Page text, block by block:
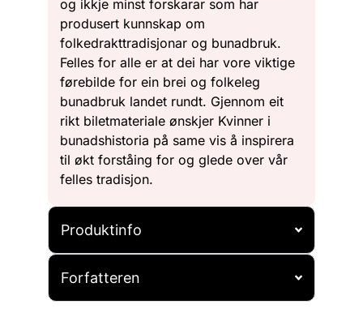
og ikkje minst forskarar som har
produsert kunnskap om
folkedrakttradisjonar og bunadbruk.
Felles for alle er at dei har vore viktige
førebilde for ein brei og folkeleg
bunadbruk landet rundt. Gjennom eit
rikt biletmateriale ønskjer Kvinner i
bunadshistoria på same vis å inspirera
til økt forståing for og glede over vår
felles tradisjon.
Produktinfo
Forfatteren